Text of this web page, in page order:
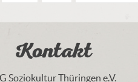
Kontakt
Soziokultur Thüringen e.V.